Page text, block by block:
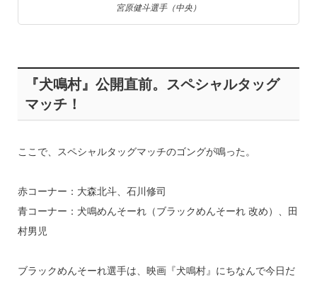
宮原健斗選手（中央）
『犬鳴村』公開直前。スペシャルタッグ
マッチ！
ここで、スペシャルタッグマッチのゴングが鳴った。
赤コーナー：大森北斗、石川修司
青コーナー：犬鳴めんそーれ（ブラックめんそーれ 改め）、田
村男児
ブラックめんそーれ選手は、映画『犬鳴村』にちなんで今日だ